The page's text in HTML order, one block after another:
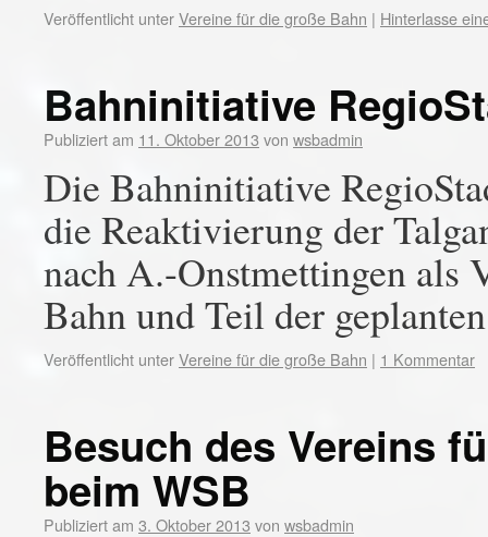
Veröffentlicht unterVereine für die große Bahn | Hinterlasse
Bahninitiative
Publiziert am 11. Oktober 2013 von wsbadmin
Die Bahninitiative
die Reaktivierung der
nach A.-Onstmettingen als
Bahn und Teil der
Veröffentlicht unterVereine für die große Bahn | 1 Kommentar
Besuch des Vereins
beim WSB
Publiziert am 3. Oktober 2013 von wsbadmin